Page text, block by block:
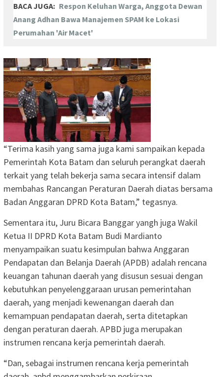
BACA JUGA: Respon Keluhan Warga, Anggota Dewan
Anang Adhan Bawa Manajemen SPAM ke Lokasi
Perumahan 'Air Macet'
“Terima kasih yang sama juga kami sampaikan kepada
Pemerintah Kota Batam dan seluruh perangkat daerah
terkait yang telah bekerja sama secara intensif dalam
membahas Rancangan Peraturan Daerah diatas bersama
Badan Anggaran DPRD Kota Batam,” tegasnya.
Sementara itu, Juru Bicara Banggar yangh juga Wakil
Ketua II DPRD Kota Batam Budi Mardianto
menyampaikan suatu kesimpulan bahwa Anggaran
Pendapatan dan Belanja Daerah (APDB) adalah rencana
keuangan tahunan daerah yang disusun sesuai dengan
kebutuhkan penyelenggaraan urusan pemerintahan
daerah, yang menjadi kewenangan daerah dan
kemampuan pendapatan daerah, serta ditetapkan
dengan peraturan daerah. APBD juga merupakan
instrumen rencana kerja pemerintah daerah.
“Dan, sebagai instrumen rencana kerja pemerintah